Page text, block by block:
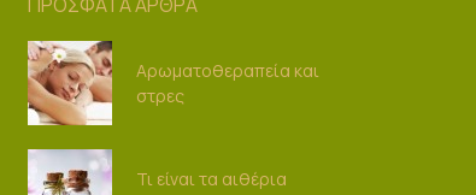
Αρωματοθεραπεία και
στρες
Τι είναι τα αιθέρια